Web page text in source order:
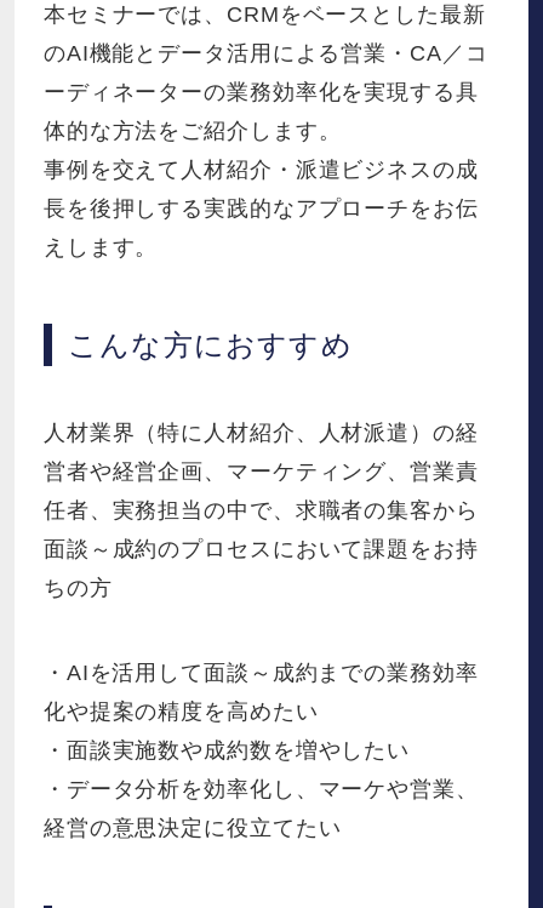
本セミナーでは、CRMをベースとした最新
のAI機能とデータ活用による営業・CA／コ
ーディネーターの業務効率化を実現する具
体的な方法をご紹介します。
事例を交えて人材紹介・派遣ビジネスの成
長を後押しする実践的なアプローチをお伝
えします。
こんな方におすすめ
人材業界（特に人材紹介、人材派遣）の経
営者や経営企画、マーケティング、営業責
任者、実務担当の中で、求職者の集客から
面談～成約のプロセスにおいて課題をお持
ちの方
・AIを活用して面談～成約までの業務効率
化や提案の精度を高めたい
・面談実施数や成約数を増やしたい
・データ分析を効率化し、マーケや営業、
経営の意思決定に役立てたい